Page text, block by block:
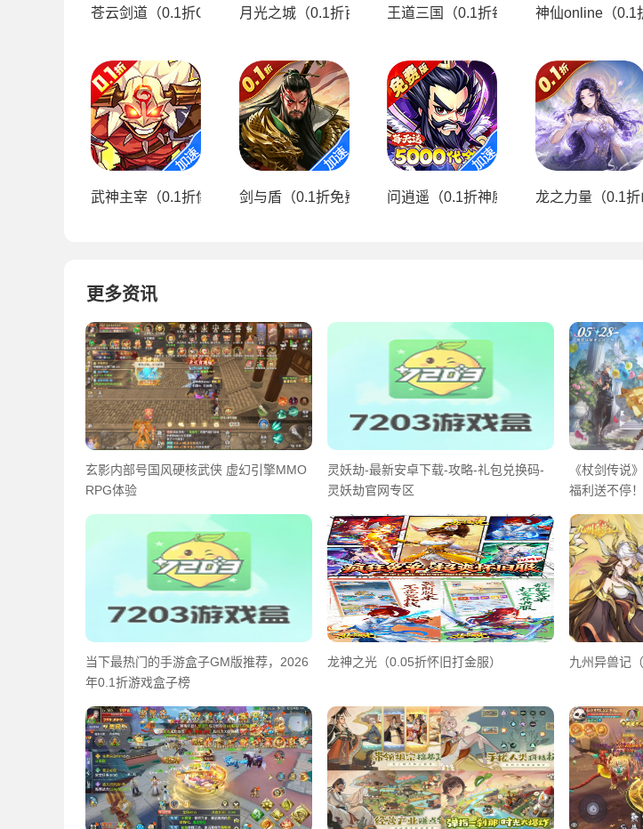
苍云剑道（0.1折GM大圣轮回）月光之城（0.1折百炼成仙送代金）王道三国（0.1折每日送648）神仙online（0.1
武神主宰（0.1折像素肉鸽）剑与盾（0.1折免费送6480）问逍遥（0.1折神魔三国送5000）
龙之力量（0.1
更多资讯
玄影内部号国风硬核武侠 虚幻引擎MMO
RPG体验
灵妖劫-最新安卓下载-攻略-礼包兑换码-
灵妖劫官网专区
《杖剑传说
福利送不停！
当下最热门的手游盒子GM版推荐，2026
年0.1折游戏盒子榜
龙神之光（0.05折怀旧打金服） 九州异兽记